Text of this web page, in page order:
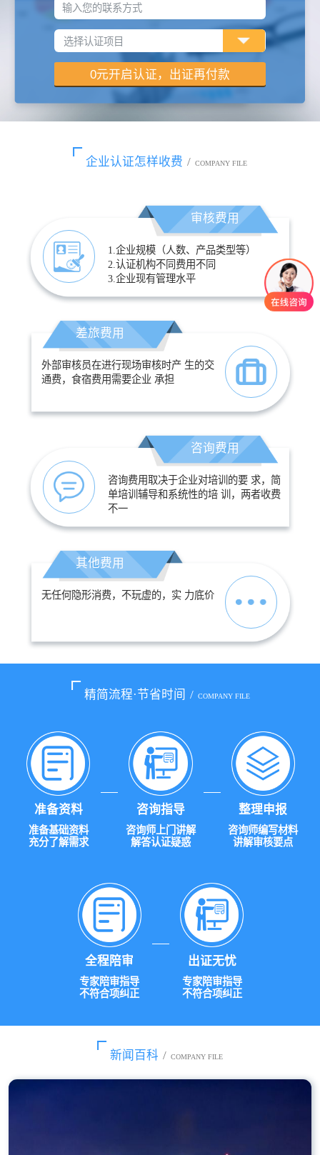
输入您的联系方式
企业认证怎样收费 / COMPANY FILE
审核费用
1.企业规模（人数、产品类型等）
2.认证机构不同费用不同
3.企业现有管理水平
差旅费用
外部审核员在进行现场审核时产 生的交
通费，食宿费用需要企业 承担
咨询费用
咨询费用取决于企业对培训的要 求，简
单培训辅导和系统性的培 训，两者收费
不一
其他费用
无任何隐形消费，不玩虚的，实 力底价
精简流程·节省时间 / COMPANY FILE
准备资料
准备基础资料
充分了解需求
咨询指导
咨询师上门讲解
解答认证疑惑
整理申报
咨询师编写材料
讲解审核要点
全程陪审
专家陪审指导
不符合项纠正
出证无忧
专家陪审指导
不符合项纠正
新闻百科 / COMPANY FILE